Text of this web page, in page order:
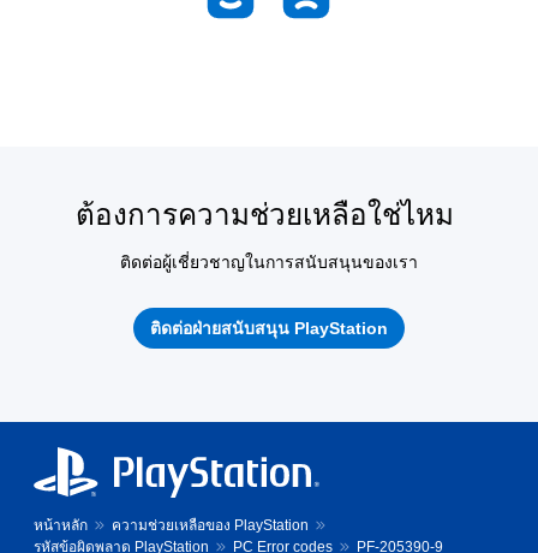
ต้องการความช่วยเหลือใช่ไหม
ติดต่อผู้เชี่ยวชาญในการสนับสนุนของเรา
ติดต่อฝ่ายสนับสนุน PlayStation
หน้าหลัก
ความช่วยเหลือของ PlayStation
รหัสข้อผิดพลาด PlayStation
PC Error codes PF-205390-9